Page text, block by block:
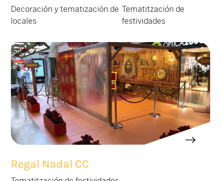
Decoración y tematización de
locales
Tematitzación de
festividades
Regal Nadal CC